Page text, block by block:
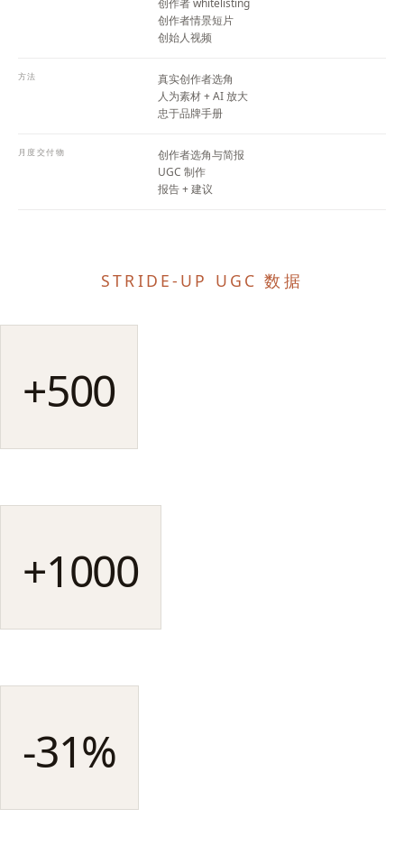
创作者情景短片
创始人视频
方法
真实创作者选角
人为素材 + AI 放大
忠于品牌手册
月度交付物
创作者选角与简报
UGC 制作
报告 + 建议
STRIDE-UP UGC 数据
+500
合格创作者
+1000
已产出的 UGC
-31%
CPM 相较工作室创意